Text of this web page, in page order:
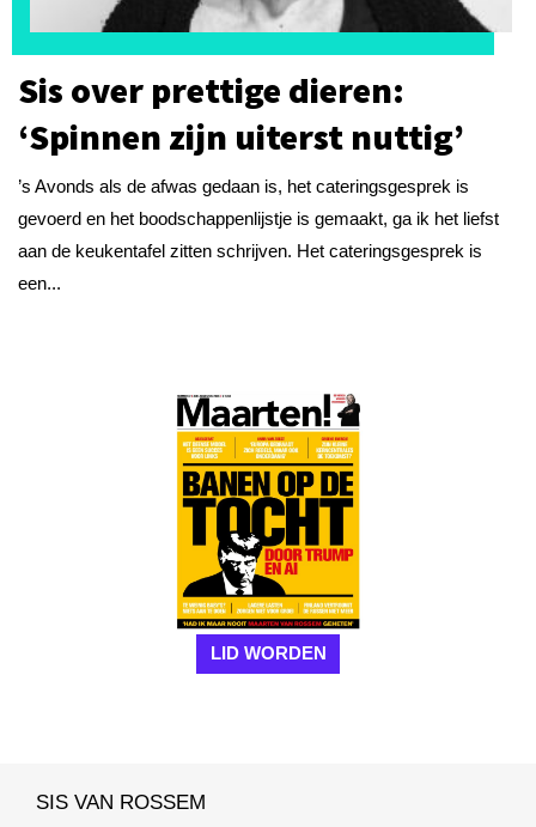
Sis over prettige dieren:
‘Spinnen zijn uiterst nuttig’
’s Avonds als de afwas gedaan is, het cateringsgesprek is
gevoerd en het boodschappenlijstje is gemaakt, ga ik het liefst
aan de keukentafel zitten schrijven. Het cateringsgesprek is
een...
LID WORDEN
SIS VAN ROSSEM